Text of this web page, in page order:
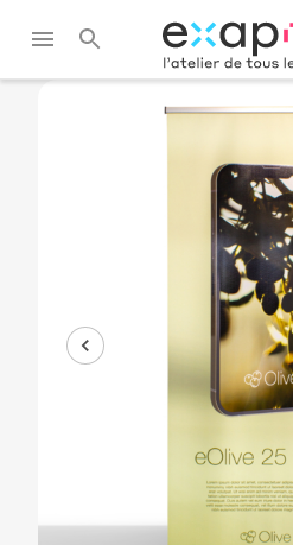
Affichage